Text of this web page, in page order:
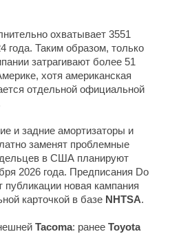
охватывает 3551
года. Таким образом, только
затрагивают более 51
хотя американская
отдельной официальной
и задние амортизаторы и
заменят проблемные
в США планируют
2026 года. Предписания Do
публикации новая кампания
карточкой в базе NHTSA.
Tacoma: ранее Toyota